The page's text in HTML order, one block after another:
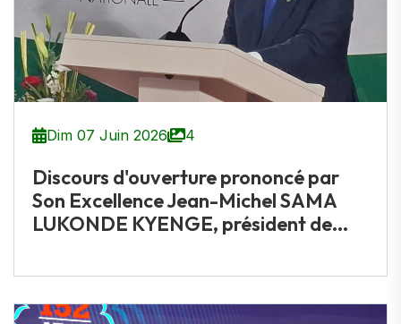
Dim 07 Juin 2026 4
Discours d'ouverture prononcé par
Son Excellence Jean-Michel SAMA
LUKONDE KYENGE, président de...